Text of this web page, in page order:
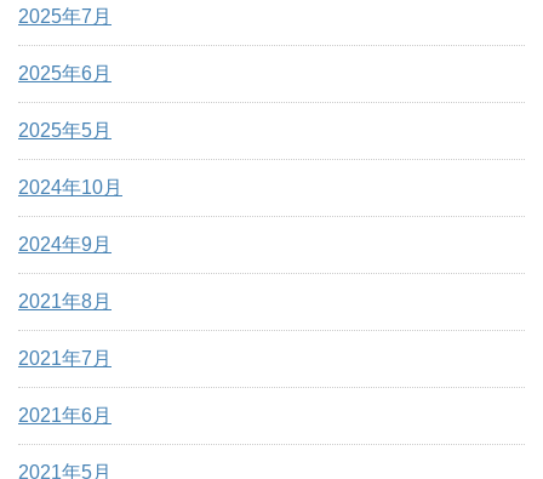
2025年7月
2025年6月
2025年5月
2024年10月
2024年9月
2021年8月
2021年7月
2021年6月
2021年5月